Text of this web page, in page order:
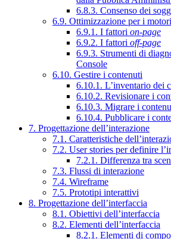
6.8.3. Consenso dei
6.9. Ottimizzazione per i
6.9.1. I fattori on-page
6.9.2. I fattori off-page
6.9.3. Strumenti di
Console
6.10. Gestire i contenuti
6.10.1. L’inventario dei
6.10.2. Revisionare i
6.10.3. Migrare i
6.10.4. Pubblicare i
7. Progettazione dell’interazione
7.1. Caratteristiche
7.2. User stories per definire
7.2.1. Differenza tra
7.3. Flussi di interazione
7.4. Wireframe
7.5. Prototipi interattivi
8. Progettazione dell’interfaccia
8.1. Obiettivi dell’interfaccia
8.2. Elementi dell’interfaccia
8.2.1. Elementi di